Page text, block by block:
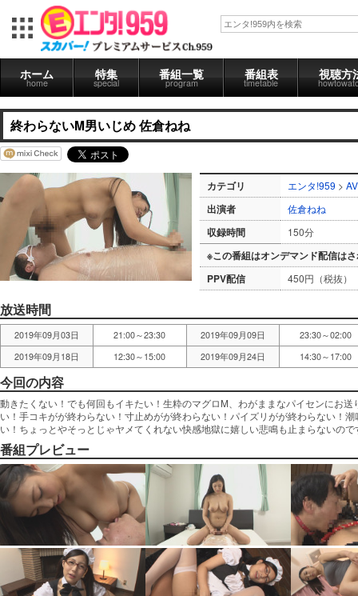
ホーム
home
特集
special
番組一覧
program
番組表
timetable
視聴方
終わらないM男いじめ 佐倉ねね
カテゴリ エンタ!959 > AV
出演者 佐倉ねね
収録時間 150分
※この番組はオンデマンド配信は
PPV配信
450円（税抜）
放送時間
2019年09月03日 21:00～23:30 2019年09月09日
23:30～02:00
2019年09月18日
12:30～15:00 2019年09月24日 14:30～17:00
今回の内容
動きたくない！でも何回もイキたい！生粋のマグロM、わがままなパイセンにお
い！手コキがが終わらない！寸止めがが終わらない！パイズリがが終わらない！
い！ちょっとやそっとじゃヤメてくれない快感地獄に嬉しい悲鳴も止まらないの
番組プレビュー